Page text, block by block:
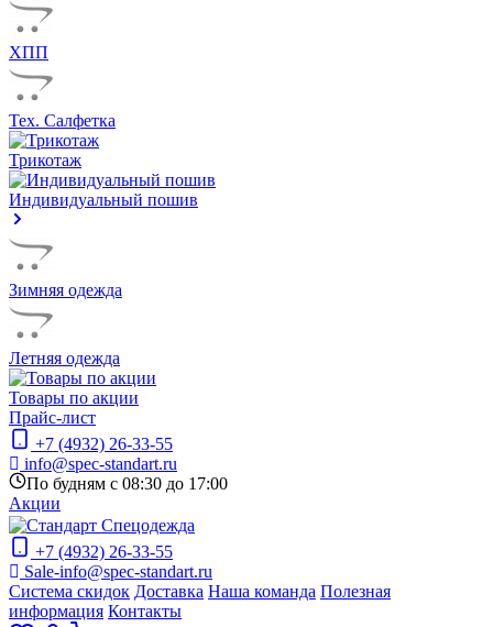
ХПП
Тех. Салфетка
Трикотаж
Индивидуальный пошив
Зимняя одежда
Летняя одежда
Товары по акции
Прайс-лист
+7 (4932) 26-33-55
info@spec-standart.ru
По будням с 08:30 до 17:00
Акции
+7 (4932) 26-33-55
Sale-info@spec-standart.ru
Система скидок Доставка Наша команда Полезная
информация Контакты